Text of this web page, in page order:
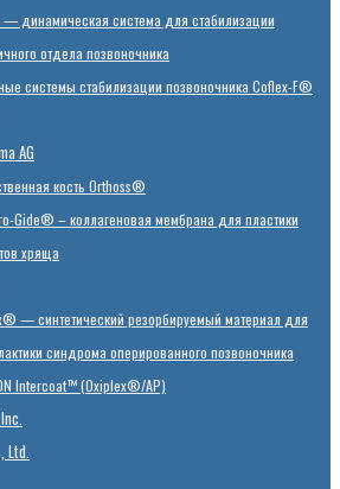
динамическая система для стабилизации
отдела позвоночника
системы стабилизации позвоночника Coflex-F®
AG
кость Orthoss®
Gide® – коллагеновая мембрана для пластики
хряща
— синтетический резорбируемый материал для
синдрома оперированного позвоночника
Intercoat™ (Oxiplex®/AP)
Ltd.